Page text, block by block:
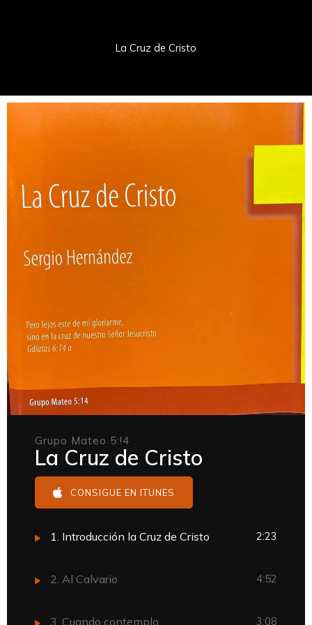
La Cruz de Cristo
Grupo Mateo 5:!4
La Cruz de Cristo
CONSIGUE EN ITUNES
1. Introducción la Cruz de Cristo 2:23
2. Al Calvario 4:52
3. Cuando contemplo 3:08